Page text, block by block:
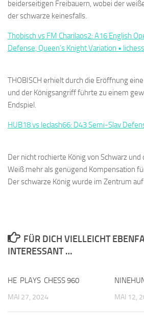
beiderseitigen Freibauern, wobei der
der schwarze keinesfalls.
Thobisch vs FM Charilaos2: A16 English
Defense, Queen’s Knight Variation •
THOBISCH erhielt durch die Eröffnung
und der Königsangriff führte zu einem
Endspiel.
HUB18 vs leclash66: D43 Semi-Slav
Der nicht rochierte König von Schwarz und
Weiß mehr als genügend Kompensation
Der schwarze König wurde im Zentrum
FÜR DICH VIELLEICHT
INTERESSANT …
HE PLAYS CHESS 960
MAI 27, 2024 MAI 12,